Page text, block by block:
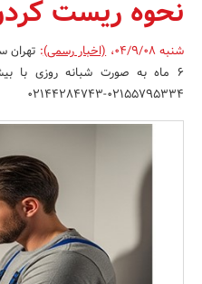
نحوه ریست
شنبه 04/9/08 ،(اخبار رسمی): تهران
02155795334-02144284743